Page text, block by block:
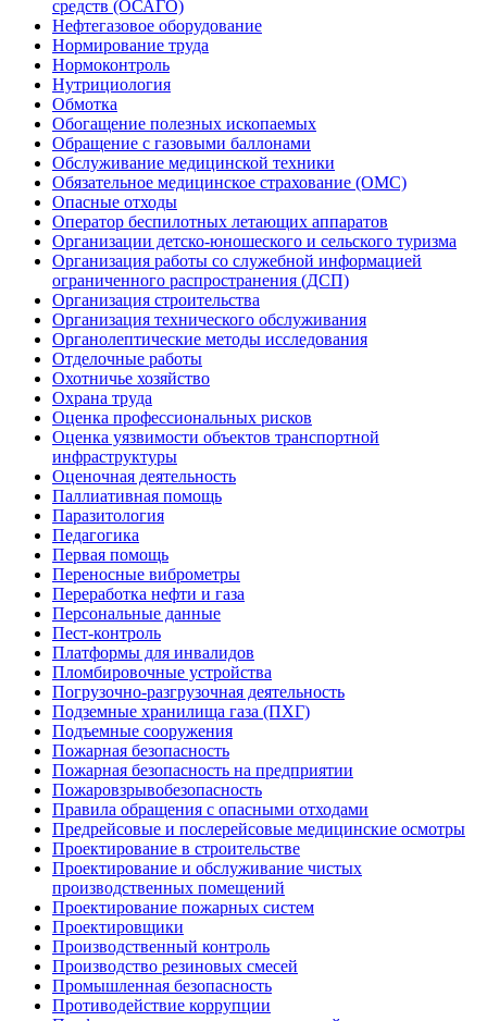
средств (ОСАГО)
Нефтегазовое оборудование
Нормирование труда
Нормоконтроль
Нутрициология
Обмотка
Обогащение полезных ископаемых
Обращение с газовыми баллонами
Обслуживание медицинской техники
Обязательное медицинское страхование (ОМС)
Опасные отходы
Оператор беспилотных летающих аппаратов
Организации детско-юношеского и сельского туризма
Организация работы со служебной информацией
ограниченного распространения (ДСП)
Организация строительства
Организация технического обслуживания
Органолептические методы исследования
Отделочные работы
Охотничье хозяйство
Охрана труда
Оценка профессиональных рисков
Оценка уязвимости объектов транспортной
инфраструктуры
Оценочная деятельность
Паллиативная помощь
Паразитология
Педагогика
Первая помощь
Переносные виброметры
Переработка нефти и газа
Персональные данные
Пест-контроль
Платформы для инвалидов
Пломбировочные устройства
Погрузочно-разгрузочная деятельность
Подземные хранилища газа (ПХГ)
Подъемные сооружения
Пожарная безопасность
Пожарная безопасность на предприятии
Пожаровзрывобезопасность
Правила обращения с опасными отходами
Предрейсовые и послерейсовые медицинские осмотры
Проектирование в строительстве
Проектирование и обслуживание чистых
производственных помещений
Проектирование пожарных систем
Проектировщики
Производственный контроль
Производство резиновых смесей
Промышленная безопасность
Противодействие коррупции